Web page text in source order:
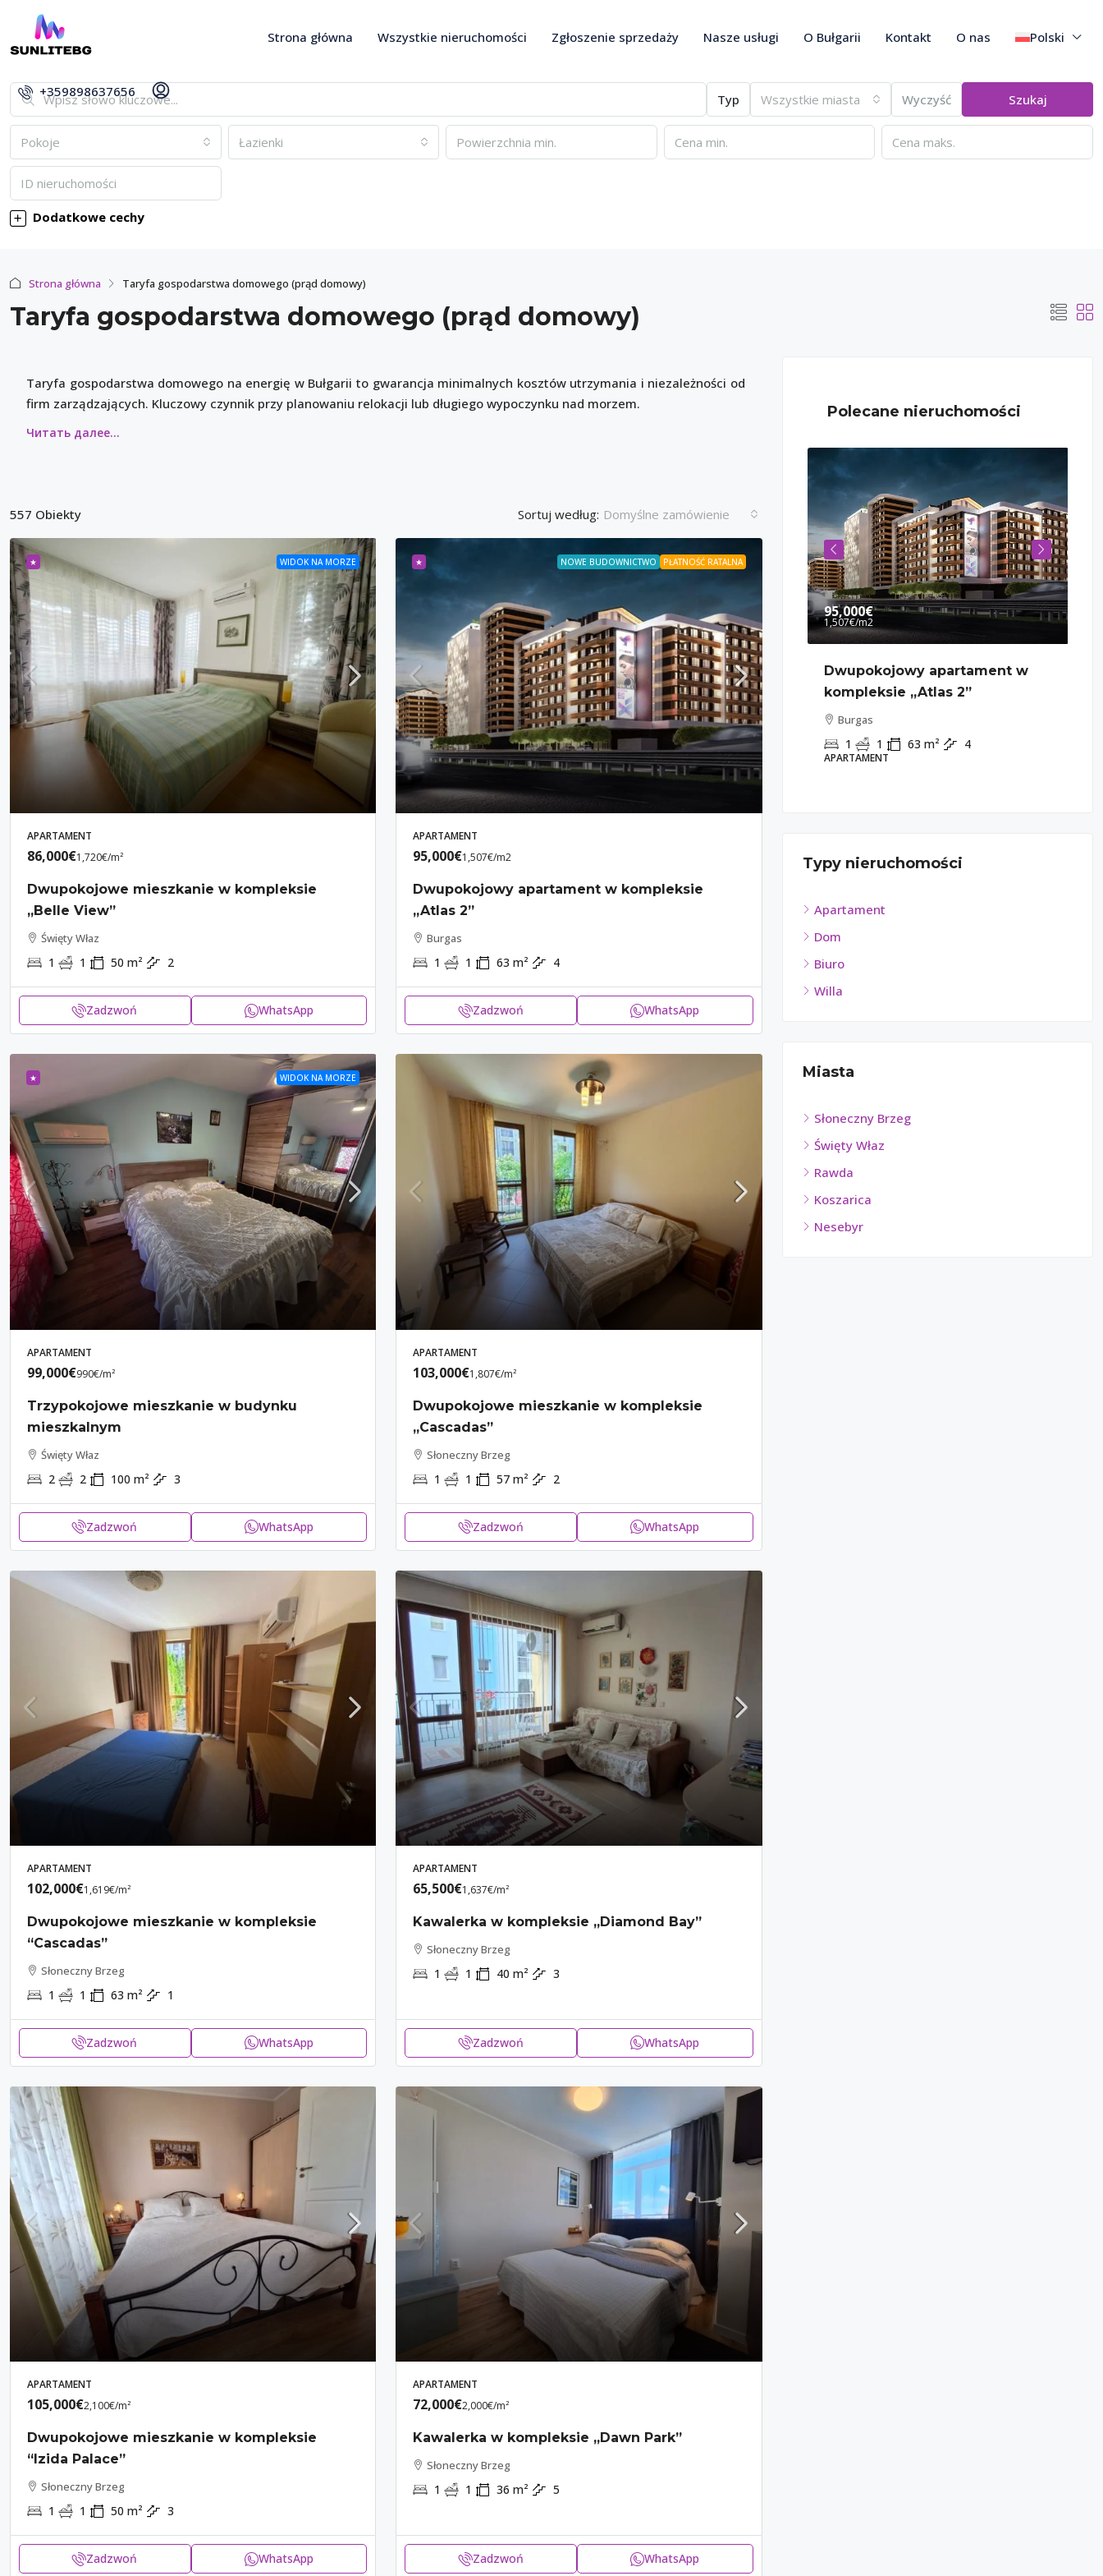
Strona główna Wszystkie nieruchomości Zgłoszenie sprzedaży Nasze usługi O Bułgarii Kontakt O nas Polski
+359898637656
Typ Wszystkie miasta Wyczyść Szukaj
Pokoje Łazienki
Dodatkowe cechy
Strona główna Taryfa gospodarstwa domowego (prąd domowy)
Taryfa gospodarstwa domowego (prąd domowy)
Taryfa gospodarstwa domowego na energię w Bułgarii to gwarancja minimalnych kosztów utrzymania i niezależności od
firm zarządzających. Kluczowy czynnik przy planowaniu relokacji lub długiego wypoczynku nad morzem.
557 Obiekty Sortuj według: Domyślne zamówienie
★ WIDOK NA MORZE
APARTAMENT
86,000€1,720€/m²
Dwupokojowe mieszkanie w kompleksie
„Belle View”
Święty Właz
1 1 50 m² 2
Zadzwoń WhatsApp
★ NOWE BUDOWNICTWO PŁATNOŚĆ RATALNA
APARTAMENT
95,000€1,507€/m2
Dwupokojowy apartament w kompleksie
„Atlas 2”
Burgas
1 1 63 m² 4
Zadzwoń WhatsApp
★ WIDOK NA MORZE
APARTAMENT
99,000€990€/m²
Trzypokojowe mieszkanie w budynku
mieszkalnym
Święty Właz
2 2 100 m² 3
Zadzwoń WhatsApp
APARTAMENT
103,000€1,807€/m²
Dwupokojowe mieszkanie w kompleksie
„Cascadas”
Słoneczny Brzeg
1 1 57 m² 2
Zadzwoń WhatsApp
APARTAMENT
102,000€1,619€/m²
Dwupokojowe mieszkanie w kompleksie
“Cascadas”
Słoneczny Brzeg
1 1 63 m² 1
Zadzwoń WhatsApp
APARTAMENT
65,500€1,637€/m²
Kawalerka w kompleksie „Diamond Bay”
Słoneczny Brzeg
1 1 40 m² 3
Zadzwoń WhatsApp
APARTAMENT
105,000€2,100€/m²
Dwupokojowe mieszkanie w kompleksie
“Izida Palace”
Słoneczny Brzeg
1 1 50 m² 3
Zadzwoń WhatsApp
APARTAMENT
72,000€2,000€/m²
Kawalerka w kompleksie „Dawn Park”
Słoneczny Brzeg
1 1 36 m² 5
Zadzwoń WhatsApp
Polecane nieruchomości
99,000€
990€/m²
Trzypokojowe mieszkanie w
budynku mieszkalnym
Święty Właz
2 100 m² 3
APARTAMENT
86,000€
1,720€/m²
Dwupokojowe mieszkanie w
kompleksie „Belle View”
Święty Właz
1 1 50 m² 2
APARTAMENT
95,000€
1,507€/m2
Dwupokojowy apartament w
kompleksie „Atlas 2”
Burgas
1 1 63 m² 4
APARTAMENT
Typy nieruchomości
Apartament
Dom
Biuro
Willa
Miasta
Słoneczny Brzeg
Święty Właz
Rawda
Koszarica
Nesebyr